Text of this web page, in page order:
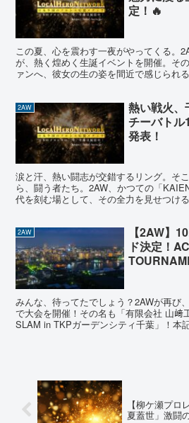
定！🔥
この夏、心を震わす一夜がやってくる。
が、熱く煌めく生誕イベントを開催。そ
ァンへ、彼女の生の姿を間近で感じられ
2AW
熱い戦火、
チーバトル
発表！
涙と汗、熱い闘志が交錯するリング。そ
ら、闘う者たち。2AW、かつての「
代を刻む場として、その全力を見せつけ
2AW
【2AW】
ド決定！
みんな、待ってたでしょう？2AWが再び
で大会を開催！その名も「有限会社 山﨑
SLAM in TKPガーデンシティ千葉」！本
【柳ケ瀬プロ
夏蓋世」激闘